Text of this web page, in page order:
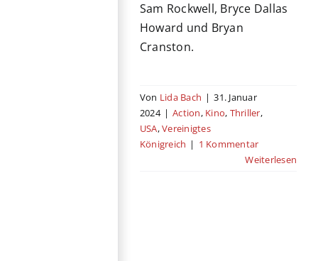
Sam Rockwell, Bryce Dallas
Howard und Bryan
Cranston.
Von Lida Bach | 31. Januar
2024 | Action, Kino, Thriller,
USA,Vereinigtes
Königreich | 1 Kommentar
Weiterlesen